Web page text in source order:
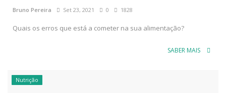
Bruno Pereira Set 23, 2021 0 1828
Quais os erros que está a cometer na sua alimentação?
SABER MAIS
Nutrição